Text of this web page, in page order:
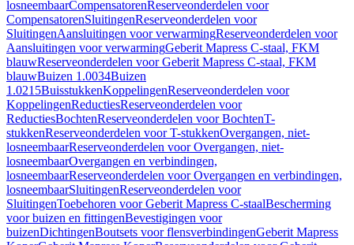
losneembaarCompensatorenReserveonderdelen voor
CompensatorenSluitingenReserveonderdelen voor
SluitingenAansluitingen voor verwarmingReserveonderdelen voor
Aansluitingen voor verwarmingGeberit Mapress C-staal, FKM
blauwReserveonderdelen voor Geberit Mapress C-staal, FKM
blauwBuizen 1.0034Buizen
1.0215BuisstukkenKoppelingenReserveonderdelen voor
KoppelingenReductiesReserveonderdelen voor
ReductiesBochtenReserveonderdelen voor BochtenT-
stukkenReserveonderdelen voor T-stukkenOvergangen, niet-
losneembaarReserveonderdelen voor Overgangen, niet-
losneembaarOvergangen en verbindingen,
losneembaarReserveonderdelen voor Overgangen en verbindingen,
losneembaarSluitingenReserveonderdelen voor
SluitingenToebehoren voor Geberit Mapress C-staalBescherming
voor buizen en fittingenBevestigingen voor
buizenDichtingenBoutsets voor flensverbindingenGeberit Mapress